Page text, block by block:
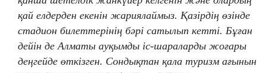
қай елдерден екенін жариялаймыз. Қазірдің өзінде
стадион билеттерінің бәрі сатылып кетті. Бұған
дейін де Алматы ауқымды іс-шараларды жоғары
деңгейде өткізген. Сондықтан қала туризм ағынын